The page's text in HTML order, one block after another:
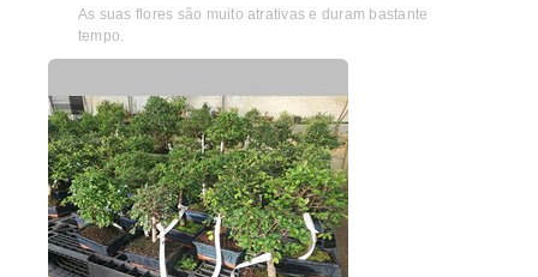
As suas flores são muito atrativas e duram bastante
tempo.